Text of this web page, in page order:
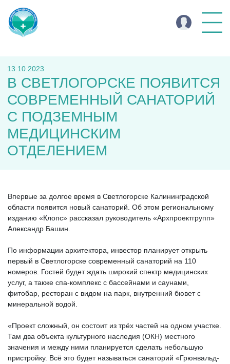
13.10.2023
В СВЕТЛОГОРСКЕ ПОЯВИТСЯ
СОВРЕМЕННЫЙ САНАТОРИЙ
С ПОДЗЕМНЫМ
МЕДИЦИНСКИМ
ОТДЕЛЕНИЕМ
Впервые за долгое время в Светлогорске Калининградской
области появится новый санаторий. Об этом региональному
изданию «Клопс» рассказал руководитель «Архпроектгрупп»
Александр Башин.
По информации архитектора, инвестор планирует открыть
первый в Светлогорске современный санаторий на 110
номеров. Гостей будет ждать широкий спектр медицинских
услуг, а также спа-комплекс с бассейнами и саунами,
фитобар, ресторан с видом на парк, внутренний бювет с
минеральной водой.
«Проект сложный, он состоит из трёх частей на одном участке.
Там два объекта культурного наследия (ОКН) местного
значения и между ними планируется сделать небольшую
пристройку. Всё это будет называться санаторий «Грюнвальд-